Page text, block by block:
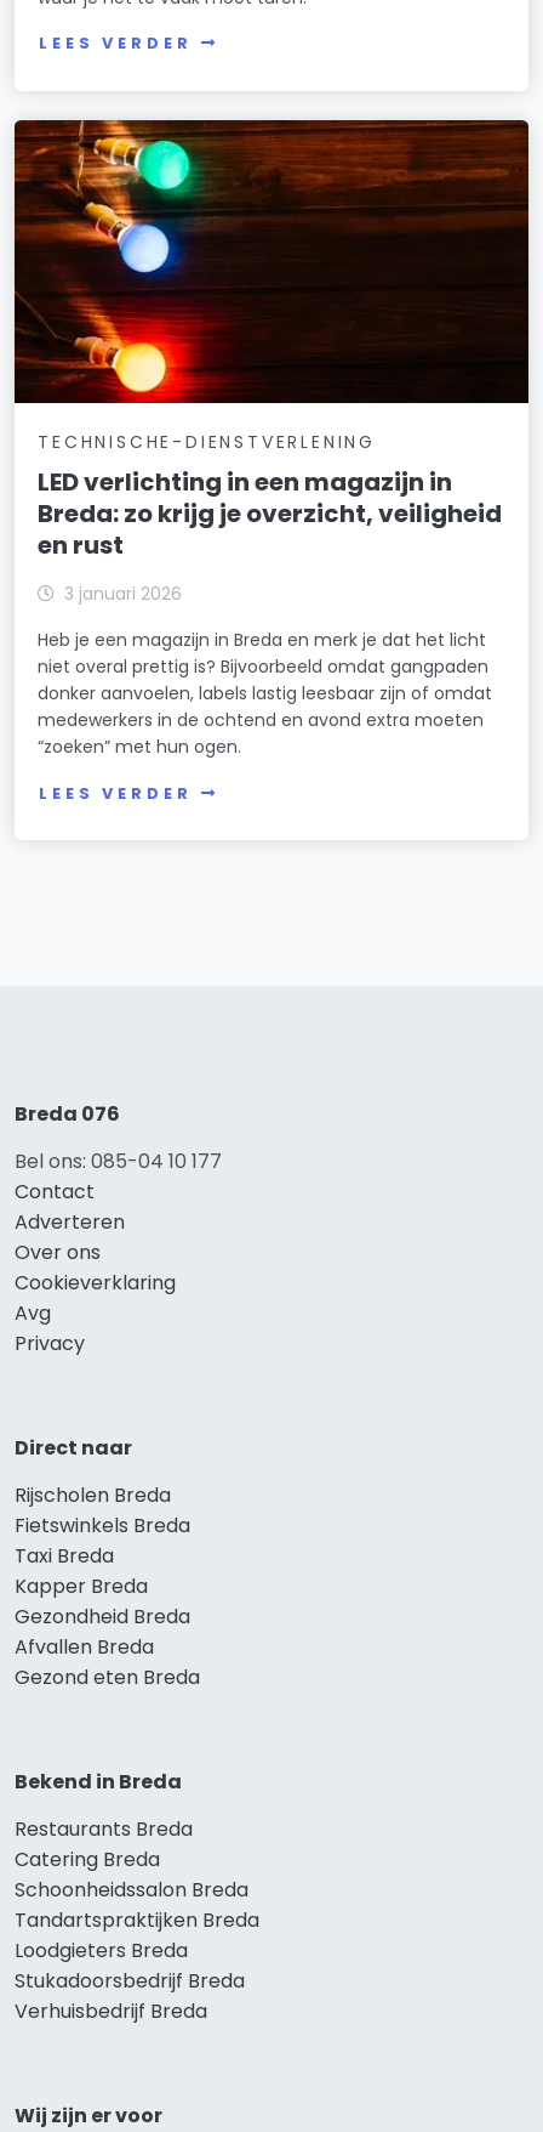
LEES VERDER
TECHNISCHE-DIENSTVERLENING
LED verlichting in een magazijn in
Breda: zo krijg je overzicht, veiligheid
en rust
3 januari 2026
Heb je een magazijn in Breda en merk je dat het licht
niet overal prettig is? Bijvoorbeeld omdat gangpaden
donker aanvoelen, labels lastig leesbaar zijn of omdat
medewerkers in de ochtend en avond extra moeten
“zoeken” met hun ogen.
LEES VERDER
Breda 076
Bel ons: 085-04 10 177
Contact
Adverteren
Over ons
Cookieverklaring
Avg
Privacy
Direct naar
Rijscholen Breda
Fietswinkels Breda
Taxi Breda
Kapper Breda
Gezondheid Breda
Afvallen Breda
Gezond eten Breda
Bekend in Breda
Restaurants Breda
Catering Breda
Schoonheidssalon Breda
Tandartspraktijken Breda
Loodgieters Breda
Stukadoorsbedrijf Breda
Verhuisbedrijf Breda
Wij zijn er voor